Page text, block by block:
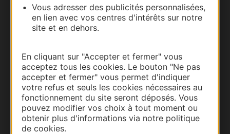
Vous adresser des publicités personnalisées,
en lien avec vos centres d'intérêts sur notre
site et en dehors.
En cliquant sur "Accepter et fermer" vous
acceptez tous les cookies. Le bouton "Ne pas
accepter et fermer" vous permet d'indiquer
votre refus et seuls les cookies nécessaires au
fonctionnement du site seront déposés. Vous
pouvez modifier vos choix à tout moment ou
obtenir plus d'informations via notre politique
de cookies.
Carte interactive
Documentation